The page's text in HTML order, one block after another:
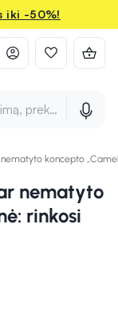
iki -50%!
prekės ženklą ir
koncepto
nematyto
rinkosi